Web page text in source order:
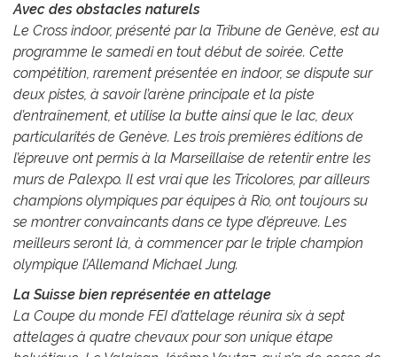
Avec des obstacles naturels
Le Cross indoor, présenté par la Tribune de Genève, est au
programme le samedi en tout début de soirée. Cette
compétition, rarement présentée en indoor, se dispute sur
deux pistes, à savoir l’arène principale et la piste
d’entraînement, et utilise la butte ainsi que le lac, deux
particularités de Genève. Les trois premières éditions de
l’épreuve ont permis à la Marseillaise de retentir entre les
murs de Palexpo. Il est vrai que les Tricolores, par ailleurs
champions olympiques par équipes à Rio, ont toujours su
se montrer convaincants dans ce type d’épreuve. Les
meilleurs seront là, à commencer par le triple champion
olympique l’Allemand Michael Jung.
La Suisse bien représentée en attelage
La Coupe du monde FEI d’attelage réunira six à sept
attelages à quatre chevaux pour son unique étape